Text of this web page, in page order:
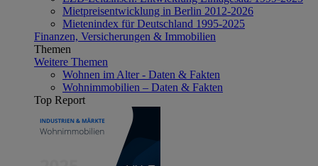
Mietpreisentwicklung in Berlin 2012-2026
Mietenindex für Deutschland 1995-2025
Finanzen, Versicherungen & Immobilien
Themen
Weitere Themen
Wohnen im Alter - Daten & Fakten
Wohnimmobilien – Daten & Fakten
Top Report